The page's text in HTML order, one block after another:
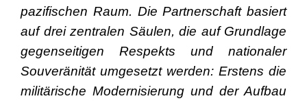
pazifischen Raum. Die Partnerschaft basiert
auf drei zentralen Säulen, die auf Grundlage
gegenseitigen Respekts und nationaler
Souveränität umgesetzt werden: Erstens die
militärische Modernisierung und der Aufbau